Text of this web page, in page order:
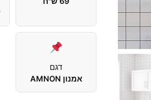
דגם
אמנון AMNON